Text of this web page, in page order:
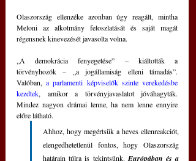
Olaszország ellenzéke azonban úgy reagált, mintha
Meloni az alkotmány feloszlatását és saját magát
régensnek kinevezését javasolta volna.
„A demokrácia fenyegetése” – kiáltották a
Valóban, a parlamenti képviselők szinte verekedésbe
kezdtek, amikor a törvényjavaslatot jóváhagyták
Mindez nagyon drámai lenne, ha nem lenne ennyire
előre látható.
Ahhoz, hogy megértsük a heves ellenreakciót,
elengedhetetlenül fontos, hogy Olaszország
határain túlra is tekintsünk. Európában és a